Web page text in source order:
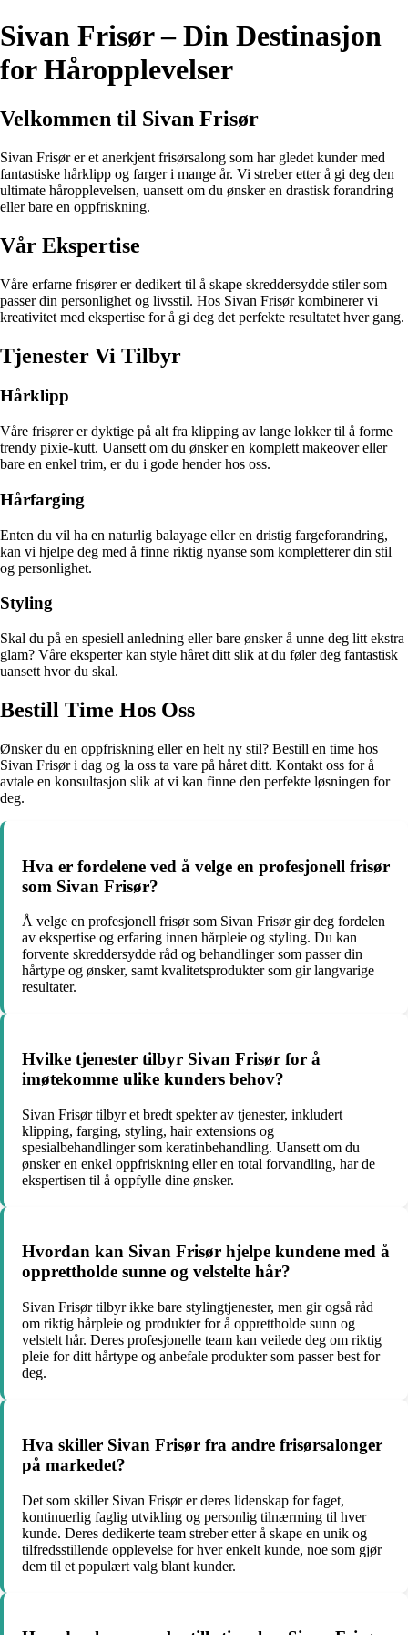
Sivan Frisør – Din Destinasjon
for Håropplevelser
Velkommen til Sivan Frisør
Sivan Frisør er et anerkjent frisørsalong som har gledet kunder med
fantastiske hårklipp og farger i mange år. Vi streber etter å gi deg den
ultimate håropplevelsen, uansett om du ønsker en drastisk forandring
eller bare en oppfriskning.
Vår Ekspertise
Våre erfarne frisører er dedikert til å skape skreddersydde stiler som
passer din personlighet og livsstil. Hos Sivan Frisør kombinerer vi
kreativitet med ekspertise for å gi deg det perfekte resultatet hver gang.
Tjenester Vi Tilbyr
Hårklipp
Våre frisører er dyktige på alt fra klipping av lange lokker til å forme
trendy pixie-kutt. Uansett om du ønsker en komplett makeover eller
bare en enkel trim, er du i gode hender hos oss.
Hårfarging
Enten du vil ha en naturlig balayage eller en dristig fargeforandring,
kan vi hjelpe deg med å finne riktig nyanse som kompletterer din stil
og personlighet.
Styling
Skal du på en spesiell anledning eller bare ønsker å unne deg litt ekstra
glam? Våre eksperter kan style håret ditt slik at du føler deg fantastisk
uansett hvor du skal.
Bestill Time Hos Oss
Ønsker du en oppfriskning eller en helt ny stil? Bestill en time hos
Sivan Frisør i dag og la oss ta vare på håret ditt. Kontakt oss for å
avtale en konsultasjon slik at vi kan finne den perfekte løsningen for
deg.
Hva er fordelene ved å velge en profesjonell frisør
som Sivan Frisør?
Å velge en profesjonell frisør som Sivan Frisør gir deg fordelen
av ekspertise og erfaring innen hårpleie og styling. Du kan
forvente skreddersydde råd og behandlinger som passer din
hårtype og ønsker, samt kvalitetsprodukter som gir langvarige
resultater.
Hvilke tjenester tilbyr Sivan Frisør for å
imøtekomme ulike kunders behov?
Sivan Frisør tilbyr et bredt spekter av tjenester, inkludert
klipping, farging, styling, hair extensions og
spesialbehandlinger som keratinbehandling. Uansett om du
ønsker en enkel oppfriskning eller en total forvandling, har de
ekspertisen til å oppfylle dine ønsker.
Hvordan kan Sivan Frisør hjelpe kundene med å
opprettholde sunne og velstelte hår?
Sivan Frisør tilbyr ikke bare stylingtjenester, men gir også råd
om riktig hårpleie og produkter for å opprettholde sunn og
velstelt hår. Deres profesjonelle team kan veilede deg om riktig
pleie for ditt hårtype og anbefale produkter som passer best for
deg.
Hva skiller Sivan Frisør fra andre frisørsalonger
på markedet?
Det som skiller Sivan Frisør er deres lidenskap for faget,
kontinuerlig faglig utvikling og personlig tilnærming til hver
kunde. Deres dedikerte team streber etter å skape en unik og
tilfredsstillende opplevelse for hver enkelt kunde, noe som gjør
dem til et populært valg blant kunder.